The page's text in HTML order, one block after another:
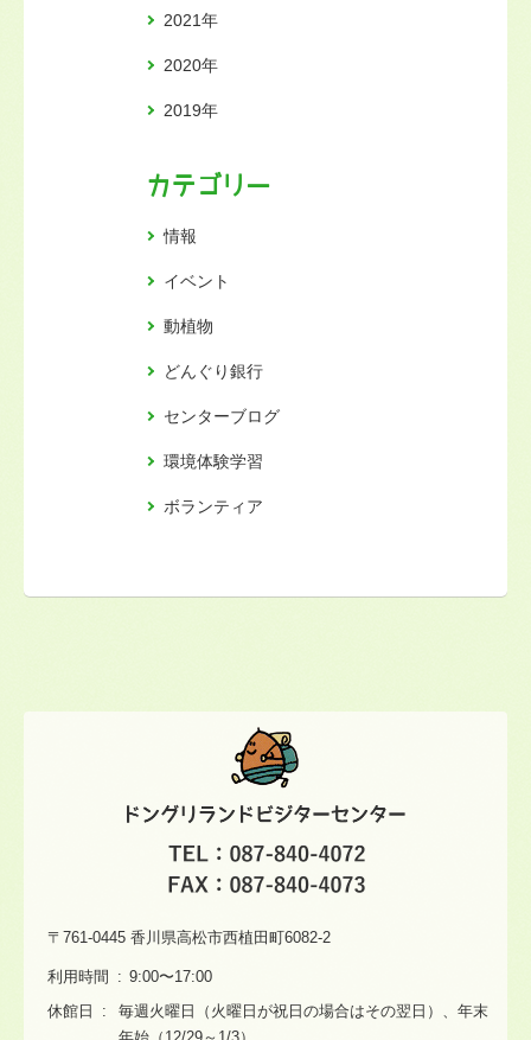
2021年
2020年
2019年
カテゴリー
情報
イベント
動植物
どんぐり銀行
センターブログ
環境体験学習
ボランティア
〒761-0445 香川県高松市西植田町6082-2
利用時間
9:00〜17:00
休館日
毎週火曜日（火曜日が祝日の場合はその翌日）、年末
年始（12/29～1/3）。